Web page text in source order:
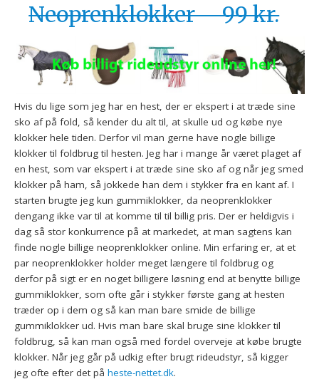
Neoprenklokker – 99 kr.
Hvis du lige som jeg har en hest, der er ekspert i at træde sine
sko af på fold, så kender du alt til, at skulle ud og købe nye
klokker hele tiden. Derfor vil man gerne have nogle billige
klokker til foldbrug til hesten. Jeg har i mange år været plaget af
en hest, som var ekspert i at træde sine sko af og når jeg smed
klokker på ham, så jokkede han dem i stykker fra en kant af. I
starten brugte jeg kun gummiklokker, da neoprenklokker
dengang ikke var til at komme til til billig pris. Der er heldigvis i
dag så stor konkurrence på at markedet, at man sagtens kan
finde nogle billige neoprenklokker online. Min erfaring er, at et
par neoprenklokker holder meget længere til foldbrug og
derfor på sigt er en noget billigere løsning end at benytte billige
gummiklokker, som ofte går i stykker første gang at hesten
træder op i dem og så kan man bare smide de billige
gummiklokker ud. Hvis man bare skal bruge sine klokker til
foldbrug, så kan man også med fordel overveje at købe brugte
klokker. Når jeg går på udkig efter brugt rideudstyr, så kigger
jeg ofte efter det påheste-nettet.dk.